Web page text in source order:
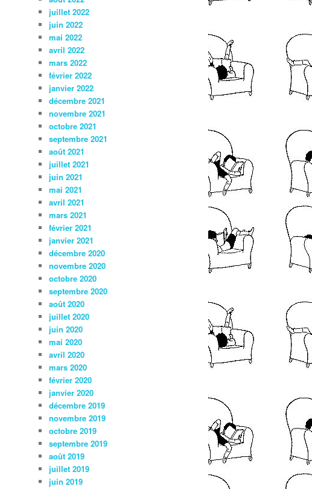
juillet 2022
juin 2022
mai 2022
avril 2022
mars 2022
février 2022
janvier 2022
décembre 2021
novembre 2021
octobre 2021
septembre 2021
août 2021
juillet 2021
juin 2021
mai 2021
avril 2021
mars 2021
février 2021
janvier 2021
décembre 2020
novembre 2020
octobre 2020
septembre 2020
août 2020
juillet 2020
juin 2020
mai 2020
avril 2020
mars 2020
février 2020
janvier 2020
décembre 2019
novembre 2019
octobre 2019
septembre 2019
août 2019
juillet 2019
juin 2019